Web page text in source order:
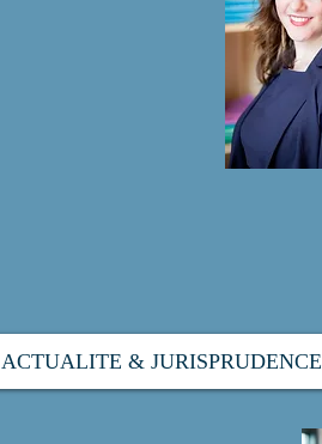
ACTUALITE & JURISPRUDENCE